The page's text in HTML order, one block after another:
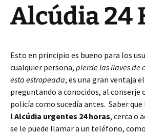
Alcúdia 24
Esto en principio es bueno para los
cualquier persona, pierde las llaves de
esta estropeada, es una gran ventaja
preguntando a conocidos, al conserje
policía como sucedía antes. Saber que
l Alcúdia urgentes 24 horas, cerca o
se le puede llamar a un teléfono,